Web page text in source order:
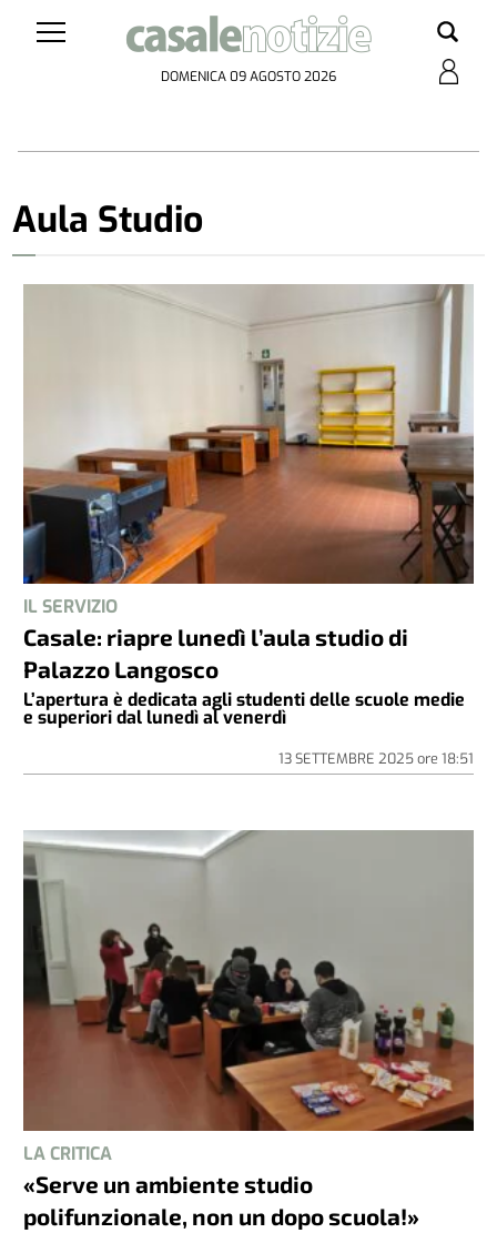
DOMENICA 09 AGOSTO 2026
Aula Studio
IL SERVIZIO
Casale: riapre lunedì l’aula studio di
Palazzo Langosco
L’apertura è dedicata agli studenti delle scuole medie
e superiori dal lunedì al venerdì
13 SETTEMBRE 2025ore 18:51
LA CRITICA
«Serve un ambiente studio
polifunzionale, non un dopo scuola!»